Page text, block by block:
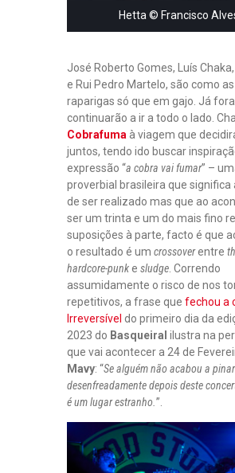
Hetta © Francisco
José Roberto Gomes, Luís
e Rui Pedro Martelo, são como
raparigas só que em gajo. Já
continuarão a ir a todo o lado.
Cobrafuma à viagem que
juntos, tendo ido buscar
expressão “a cobra vai fumar” –
proverbial brasileira que significa
de ser realizado mas que ao
ser um trinta e um do mais fino
suposições à parte, facto é que
o resultado é um crossoverentre
hardcore-punke sludge . Correndo
assumidamente o risco de nos
repetitivos, a frase que fechou a
Irreversível do primeiro dia da
2023 do Basqueiral ilustra na
que vai acontecer a 24 de
Mavy: “Se alguém não acabou a pinar
desenfreadamente depois deste
é um lugar estranho. ”.